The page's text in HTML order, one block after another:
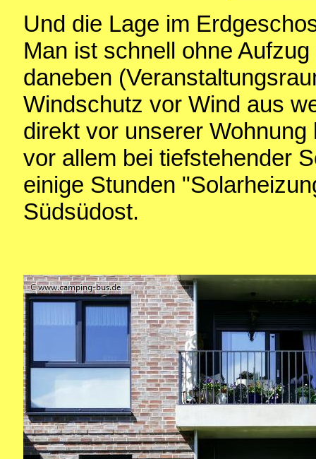
Und die Lage im
Man ist schnell ohne
daneben
Windschutz vor Wind aus
direkt vor unserer
vor allem bei tiefstehender
einige Stunden
Südsüdost.